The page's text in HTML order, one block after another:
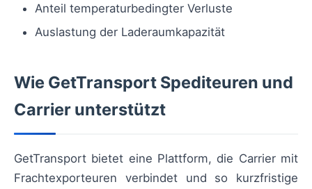
Anteil temperaturbedingter Verluste
Auslastung der Laderaumkapazität
Wie GetTransport Spediteuren und
Carrier unterstützt
GetTransport bietet eine Plattform, die Carrier mit
Frachtexporteuren verbindet und so kurzfristige